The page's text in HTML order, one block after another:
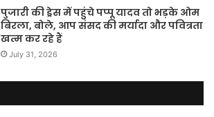
पुजारी की ड्रेस में पहुंचे पप्पू यादव तो भड़के ओम
बिरला, बोले, आप संसद की मर्यादा और पवित्रता
खत्म कर रहे हैं
July 31, 2026